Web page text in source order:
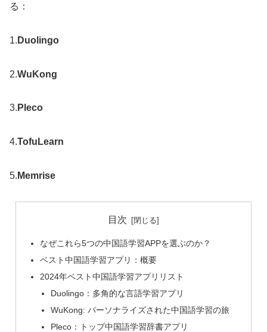
る：
1. Duolingo
2.WuKong
3. Pleco
4.TofuLearn
5. Memrise
目次
なぜこれら5つの中国語学習APPを選ぶのか？
ベスト中国語学習アプリ：概要
2024年ベスト中国語学習アプリリスト
Duolingo：多角的な言語学習アプリ
WuKong: パーソナライズされた中国語学習の旅
Pleco：トップ中国語学習辞書アプリ